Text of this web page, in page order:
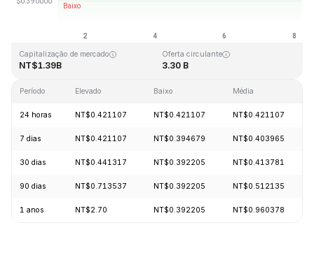
Última atualização: 2026-08-08, 04:48 GMT+0
Capitalização de mercado
NT$1.39B
Oferta circulante
3.30 B
Período Elevado Baixo Média
24 horas NT$0.421107 NT$0.421107 NT$0.421107
7 dias NT$0.421107 NT$0.394679 NT$0.403965
30 dias NT$0.441317 NT$0.392205 NT$0.413781
90 dias NT$0.713537 NT$0.392205 NT$0.512135
1 anos NT$2.70 NT$0.392205 NT$0.960378